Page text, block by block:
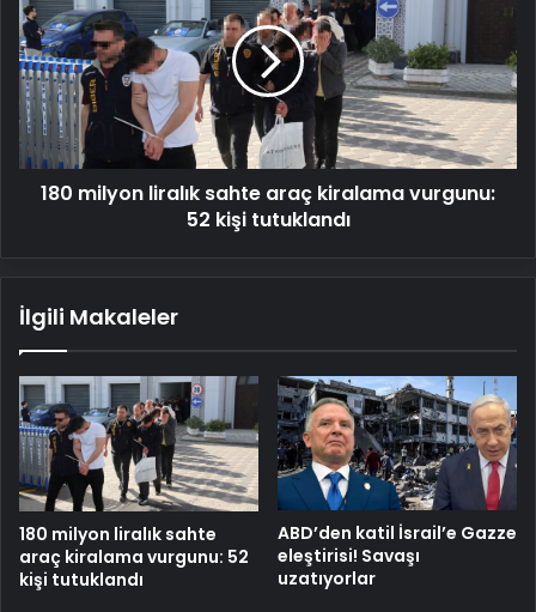
liralık
sahte
araç
kiralama
vurgunu:
52
kişi
tutuklandı
180 milyon liralık sahte araç kiralama vurgunu:
52 kişi tutuklandı
İlgili Makaleler
180 milyon liralık sahte
araç kiralama vurgunu: 52
kişi tutuklandı
ABD’den katil İsrail’e Gazze
eleştirisi! Savaşı
uzatıyorlar